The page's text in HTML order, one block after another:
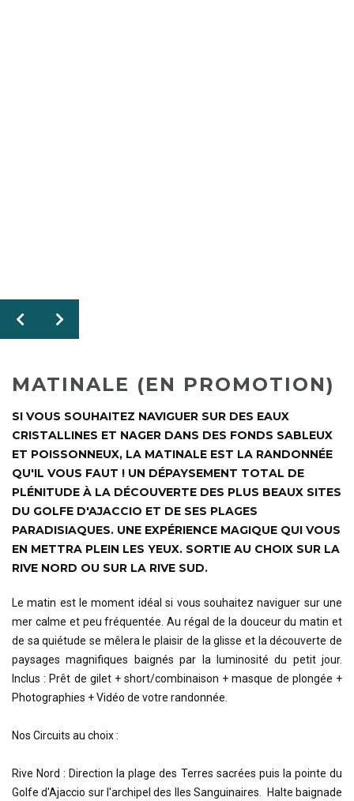
MATINALE (EN PROMOTION)
SI VOUS SOUHAITEZ NAVIGUER SUR DES EAUX
CRISTALLINES ET NAGER DANS DES FONDS SABLEUX
ET POISSONNEUX, LA MATINALE EST LA RANDONNÉE
QU'IL VOUS FAUT ! UN DÉPAYSEMENT TOTAL DE
PLÉNITUDE À LA DÉCOUVERTE DES PLUS BEAUX SITES
DU GOLFE D'AJACCIO ET DE SES PLAGES
PARADISIAQUES. UNE EXPÉRIENCE MAGIQUE QUI VOUS
EN METTRA PLEIN LES YEUX. SORTIE AU CHOIX SUR LA
RIVE NORD OU SUR LA RIVE SUD.
Le matin est le moment idéal si vous souhaitez naviguer sur une
mer calme et peu fréquentée. Au régal de la douceur du matin et
de sa quiétude se mêlera le plaisir de la glisse et la découverte de
paysages magnifiques baignés par la luminosité du petit jour.
Inclus : Prêt de gilet + short/combinaison + masque de plongée +
Photographies + Vidéo de votre randonnée.
Nos Circuits au choix :
Rive Nord : Direction la plage des Terres sacrées puis la pointe du
Golfe d'Ajaccio sur l'archipel des Iles Sanguinaires. Halte baignade